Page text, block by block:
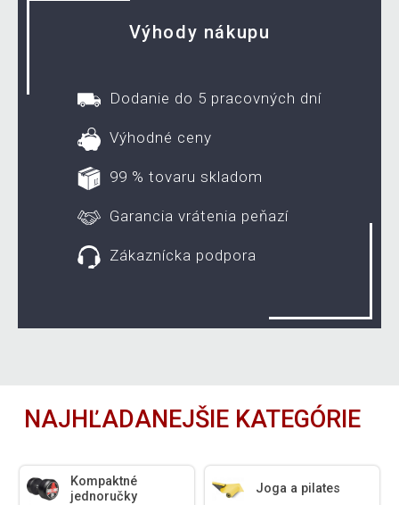
Výhody nákupu
Dodanie do 5 pracovných dní
Výhodné ceny
99 % tovaru skladom
Garancia vrátenia peňazí
Zákaznícka podpora
NAJHĽADANEJŠIE KATEGÓRIE
Kompaktné
jednoručky
Joga a pilates